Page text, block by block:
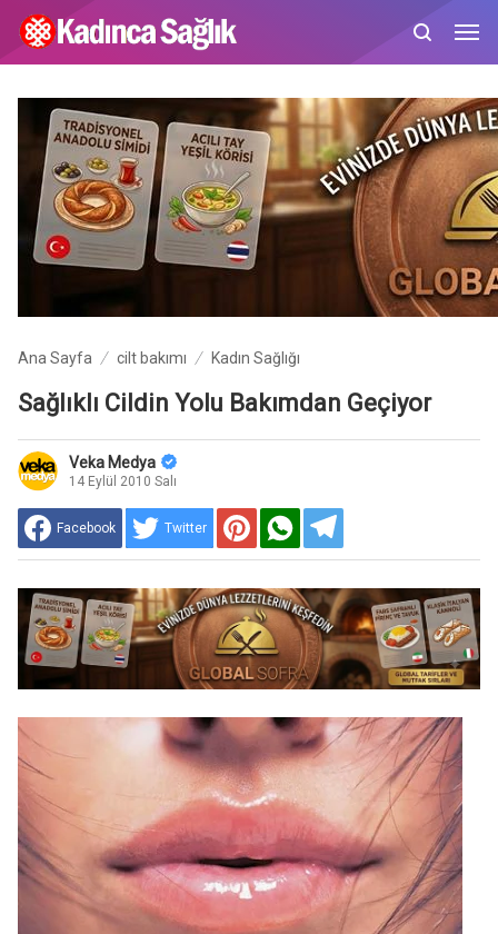
Ana Sayfa cilt bakımı Kadın Sağlığı
Sağlıklı Cildin Yolu Bakımdan Geçiyor
Veka Medya
14 Eylül 2010 Salı
Facebook Twitter